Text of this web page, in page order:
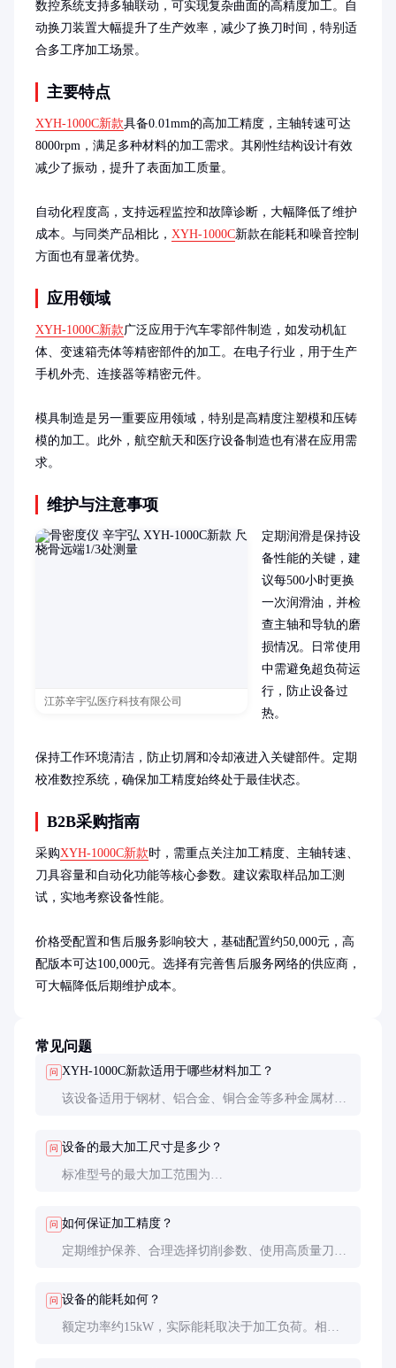
数控系统支持多轴联动，可实现复杂曲面的高精度加工。自
动换刀装置大幅提升了生产效率，减少了换刀时间，特别适
合多工序加工场景。
主要特点
XYH-1000C新款具备0.01mm的高加工精度，主轴转速可达
8000rpm，满足多种材料的加工需求。其刚性结构设计有效
减少了振动，提升了表面加工质量。
自动化程度高，支持远程监控和故障诊断，大幅降低了维护
成本。与同类产品相比， XYH-1000C新款在能耗和噪音控制
方面也有显著优势。
应用领域
XYH-1000C新款广泛应用于汽车零部件制造，如发动机缸
体、变速箱壳体等精密部件的加工。在电子行业，用于生产
手机外壳、连接器等精密元件。
模具制造是另一重要应用领域，特别是高精度注塑模和压铸
模的加工。此外，航空航天和医疗设备制造也有潜在应用需
求。
维护与注意事项
江苏辛宇弘医疗科技有限公司
定期润滑是保持设
备性能的关键，建
议每500小时更换
一次润滑油，并检
查主轴和导轨的磨
损情况。日常使用
中需避免超负荷运
行，防止设备过
热。
保持工作环境清洁，防止切屑和冷却液进入关键部件。定期
校准数控系统，确保加工精度始终处于最佳状态。
B2B采购指南
采购XYH-1000C新款时，需重点关注加工精度、主轴转速、
刀具容量和自动化功能等核心参数。建议索取样品加工测
试，实地考察设备性能。
价格受配置和售后服务影响较大，基础配置约50,000元，高
配版本可达100,000元。选择有完善售后服务网络的供应商，
可大幅降低后期维护成本。
常见问题
问 XYH-1000C新款适用于哪些材料加工？
该设备适用于钢材、铝合金、铜合金等多种金属材料
问 设备的最大加工尺寸是多少？
标准型号的最大加工范围为
问 如何保证加工精度？
定期维护保养、合理选择切削参数、使用高质量刀具
问 设备的能耗如何？
额定功率约15kW，实际能耗取决于加工负荷。相比